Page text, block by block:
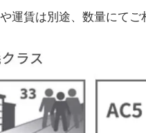
運賃は別途、数量にてご